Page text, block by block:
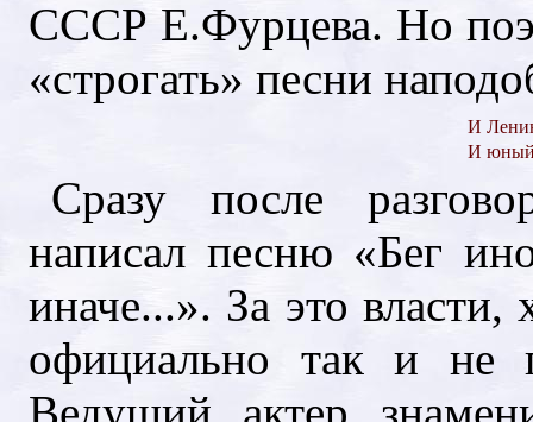
СССР Е.Фурцева. Но
«строгать» песни
И
И юный
Сразу после
написал песню «Бег
иначе...». За это власти,
официально так и не
Ведущий актер